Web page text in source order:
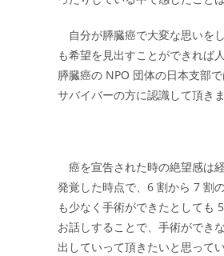
自分が膵臓癌で大変な思いを
も希望を見出すことができれば
膵臓癌の NPO 団体の日本支部
サバイバーの方に認識して頂きま
癌を宣告された時の絶望感は
発覚した時点で、6 割から 7 割
も少なく手術ができたとしても
お話しすることで、手術ができ
出していって頂きたいと思ってい